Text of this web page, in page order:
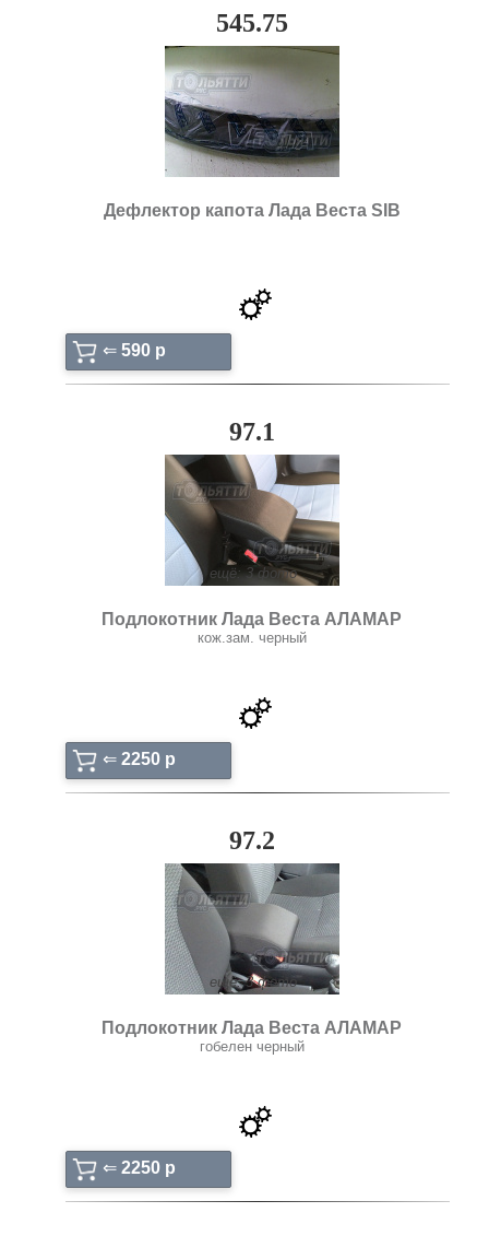
545.75
Дефлектор капота Лада Веста SIB
⇐ 590 p
97.1
ещё: 3 фото
Подлокотник Лада Веста АЛАМАР
кож.зам. черный
⇐ 2250 p
97.2
ещё: 3 фото
Подлокотник Лада Веста АЛАМАР
гобелен черный
⇐ 2250 p